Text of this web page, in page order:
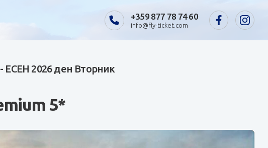
+359 877 78 74 60
info@fly-ticket.com
ЕСЕН 2026 ден Вторник
5*